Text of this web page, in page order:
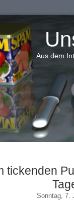
Aus dem
tickenden
Sonntag, 7.